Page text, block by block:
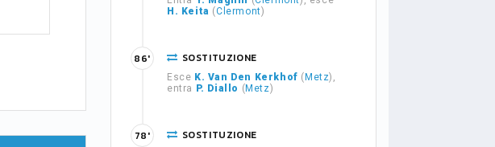
H. Keita (Clermont)
SOSTITUZIONE
Esce K. Van Den Kerkhof ( Metz),
entra
P. Diallo ( Metz)
86'
SOSTITUZIONE
78'